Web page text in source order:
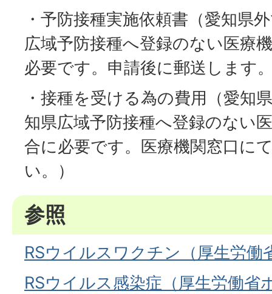
・予防接種実施依頼書（愛知県
広域予防接種へ登録のない医療
必要です。申請後に郵送します
・接種を受ける為の費用（愛知
知県広域予防接種へ登録のない
合に必要です。医療機関窓口に
い。）
参照
RSウイルスワクチン（厚生労働
RSウイルス感染症（厚生労働省